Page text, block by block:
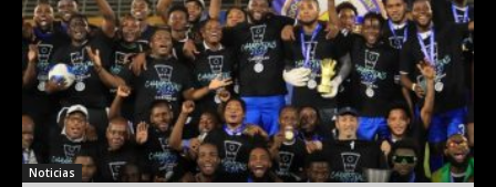
Noticias